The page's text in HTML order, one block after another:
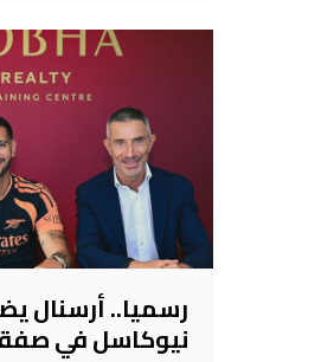
رسميا.. أرسنال
نيوكاسل في